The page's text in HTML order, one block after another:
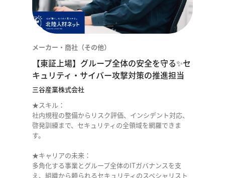
メーカー・商社（その他）
【東証上場】グループ全体の安全を守る✨セ
キュリティ・サイバー攻撃対策の推進担当
三谷産業株式会社
★スキル：
社内規程の整備からリスク評価、インシデント対応、
啓発訓練まで、セキュリティの全領域を網羅できま
す。
★キャリアの未来：
多角化する事業とグループ全体のITガバナンスを支
え、組織から頼られるセキュリティのスペシャリスト